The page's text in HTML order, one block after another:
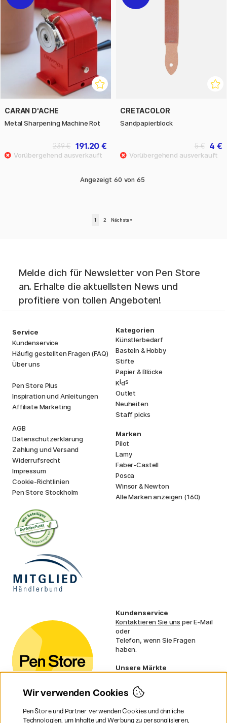
CARAN D'ACHE
Metal Sharpening Machine Rot
191.20 €
239 €
CRETACOLOR
Sandpapierblock
4 €
5 €
Angezeigt 60 von 65
1 2 Nächste »
Melde dich für Newsletter von Pen Store
an. Erhalte die aktuellsten News und
profitiere von tollen Angeboten!
Service
Kundenservice
Häufig gestellten Fragen (FAQ)
Über uns
Pen Store Plus
Inspiration und Anleitungen
Affiliate Marketing
AGB
Datenschutzerklärung
Zahlung und Versand
Widerrufsrecht
Impressum
Cookie-Richtlinien
Pen Store Stockholm
Kategorien
Künstlerbedarf
Basteln & Hobby
Stifte
Papier & Blöcke
Kids
Outlet
Neuheiten
Staff picks
Marken
Pilot
Lamy
Faber-Castell
Posca
Winsor & Newton
Alle Marken anzeigen (160)
Kundenservice
Kontaktieren Sie uns per E-Mail
oder
Telefon, wenn Sie Fragen
haben.
Unsere Märkte
Norwegen
Dänemark
Frankreich
Wir verwenden Cookies
Pen Store und Partner verwenden Cookies und ähnliche
Technologien, um Inhalte und Werbung zu personalisieren,